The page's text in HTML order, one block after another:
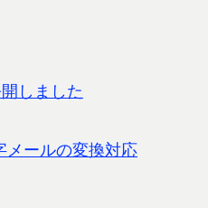
しました
ールの変換対応